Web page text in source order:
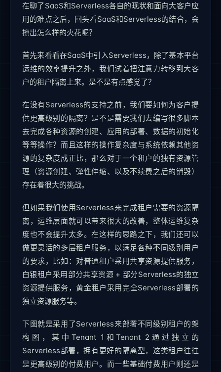
在聊了SaaS和Serverless各自的现状和面向大客户应
用的难点之后，回头看SaaS和Serverless的结合，会
擦出怎么样的火花呢？
首先来看看在SaaS中引入Serverless，除了基本平台
运维的效率提升之外，我们试着把注意力转移到大客
户的租户隔离上来。是不是有点感觉了？
在没有Serverless的支持之前，我们要如何为客户提
供更高级别的隔离？是不是需要我们去编写很多脚本
去完成各种资源的创建、应用的部署、数据的初始化
等等操作？而且这样的操作复杂度与系统依赖其他资
源的复杂度成正比，那么对于一个租户的独有资源管
理（资源创建、弹性伸缩、以及不续费之后的销毁）
存在着很大的挑战。
但如果我们使用Serverless来完成租户需要的资源隔
离，运维层面就可以带来很大的改善，整体运维复杂
度也不会提升太多。在这样的思路之下，我们还可以
做更灵活的多层租户服务，以满足各种不同级别用户
的要求，比如：对普通租户采用共享资源提供服务，
白银租户采用部分共享资源 + 部分Serverless的独立
资源提供服务，黄金租户采用完全Serverless部署的
独立资源服务等。
下图就是采用了Serverless来部署不同级别租户的架
构图，其中Tenant 1和Tenant 2通过独立的
Serverless部署，拥有更好的隔离型，这类租户往往
是更高级别的付费用户。而一些基础付费用户则还是